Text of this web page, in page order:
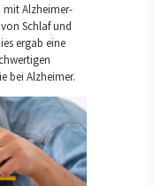
mit Alzheimer-
Schlaf und
ergab eine
bei Alzheimer.